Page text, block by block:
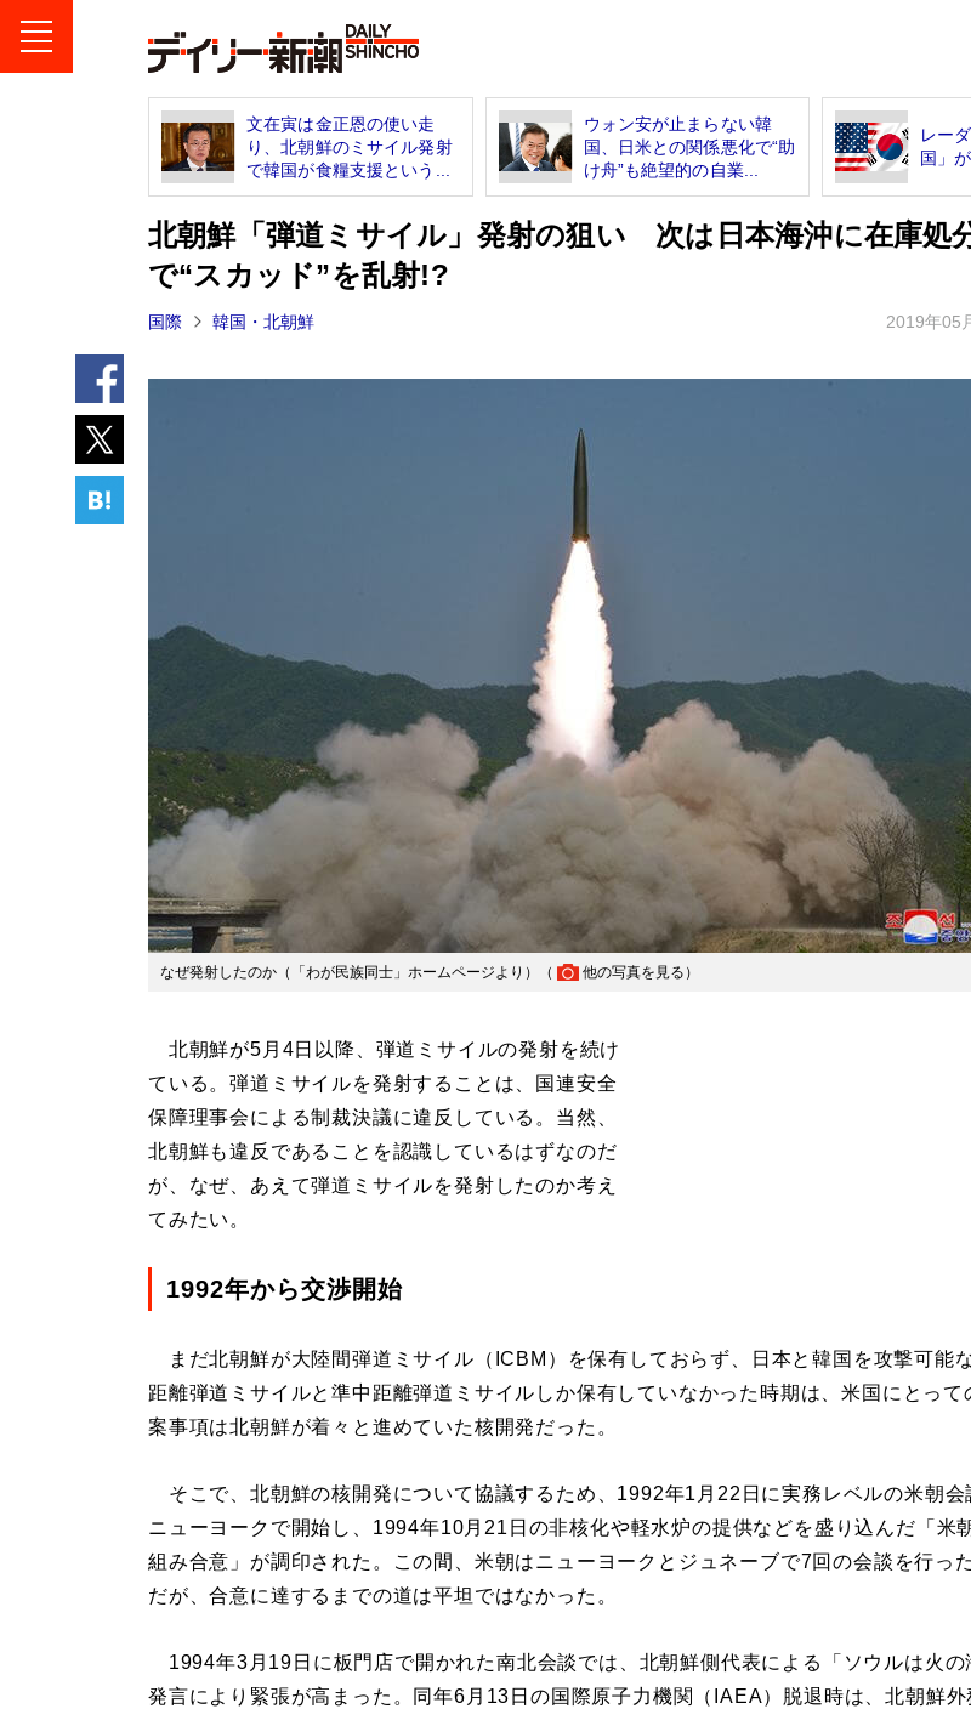
文在寅は金正恩の使い走
り、北朝鮮のミサイル発射
で韓国が食糧支援という...
ウォン安が止まらない韓
国、日米との関係悪化で“助
け舟”も絶望的の自業...
レー
国」
北朝鮮「弾道ミサイル」発射の狙い 次は日本海沖に在庫処
で“スカッド”を乱射!?
国際 韓国・北朝鮮 2019年05
なぜ発射したのか（「わが民族同士」ホームページより）（ 他の写真を見る ）
北朝鮮が5月4日以降、弾道ミサイルの発射を続け
ている。弾道ミサイルを発射することは、国連安全
保障理事会による制裁決議に違反している。当然、
北朝鮮も違反であることを認識しているはずなのだ
が、なぜ、あえて弾道ミサイルを発射したのか考え
てみたい。
1992年から交渉開始
まだ北朝鮮が大陸間弾道ミサイル（ICBM）を保有しておらず、日本と韓国を攻撃可能
距離弾道ミサイルと準中距離弾道ミサイルしか保有していなかった時期は、米国にとって
案事項は北朝鮮が着々と進めていた核開発だった。
そこで、北朝鮮の核開発について協議するため、1992年1月22日に実務レベルの米朝会
ニューヨークで開始し、1994年10月21日の非核化や軽水炉の提供などを盛り込んだ「米
組み合意」が調印された。この間、米朝はニューヨークとジュネーブで7回の会談を行っ
だが、合意に達するまでの道は平坦ではなかった。
1994年3月19日に板門店で開かれた南北会談では、北朝鮮側代表による「ソウルは火の
発言により緊張が高まった。同年6月13日の国際原子力機関（IAEA）脱退時は、北朝鮮外